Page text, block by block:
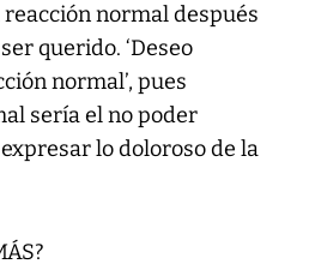
reacción normal después
querido. ‘Deseo
normal’, pues
sería el no poder
lo doloroso de la